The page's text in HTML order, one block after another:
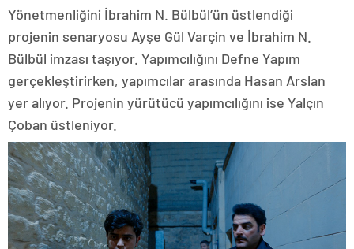
Yönetmenliğini İbrahim N. Bülbül’ün üstlendiği
projenin senaryosu Ayşe Gül Varçin ve İbrahim N.
Bülbül imzası taşıyor. Yapımcılığını Defne Yapım
gerçekleştirirken, yapımcılar arasında Hasan Arslan
yer alıyor. Projenin yürütücü yapımcılığını ise Yalçın
Çoban üstleniyor.